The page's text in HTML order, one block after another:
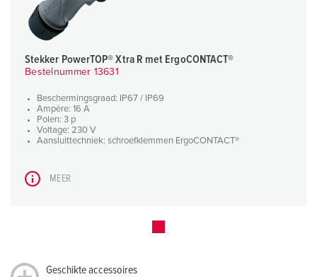
Stekker PowerTOP® Xtra R met ErgoCONTACT®
Bestelnummer 13631
Beschermingsgraad: IP67 / IP69
Ampère: 16 A
Polen: 3 p
Voltage: 230 V
Aansluittechniek: schroefklemmen ErgoCONTACT®
MEER
Geschikte accessoires